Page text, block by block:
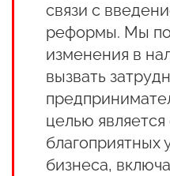
связи с
реформы. Мы
изменения в
вызвать
целью
благоприятных
бизнеса,